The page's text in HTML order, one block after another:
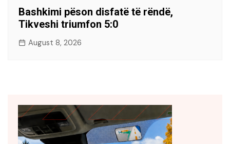
Bashkimi pëson disfatë të rëndë,
Tikveshi triumfon 5:0
August 8, 2026